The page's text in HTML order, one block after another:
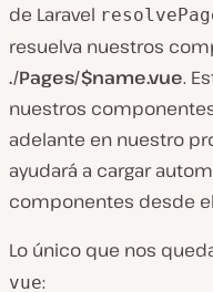
de Laravel
resuelva nuestros
./Pages/$name.vue.
nuestros
adelante en nuestro
ayudará a cargar
componentes desde
Lo único que nos
vue: